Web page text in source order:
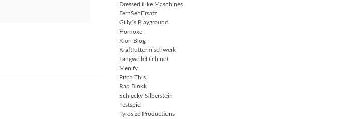
Dressed Like Maschines
FernSehErsatz
Gilly´s Playground
Hornoxe
Klon Blog
Kraftfuttermischwerk
LangweileDich.net
Menify
Pitch This.!
Rap Blokk
Schlecky Silberstein
Testspiel
Tyrosize Productions